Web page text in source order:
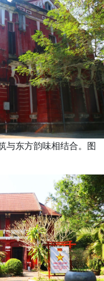
与东方韵味相结合。图